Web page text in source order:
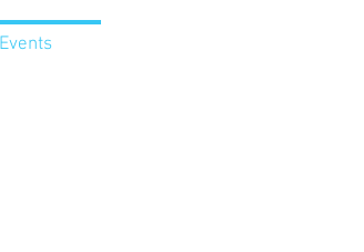
Events